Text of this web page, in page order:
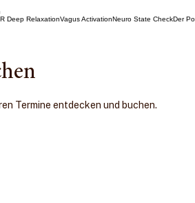
Deep RelaxationVagus ActivationNeuro State CheckDer
Termine entdecken und buchen.